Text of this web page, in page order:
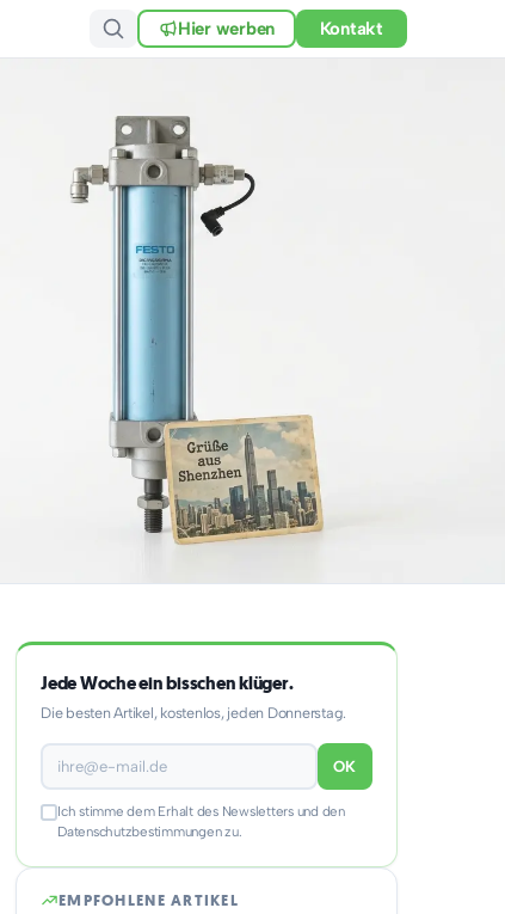
Hier werben Kontakt
Jede Woche ein bisschen klüger.
Die besten Artikel, kostenlos, jeden Donnerstag.
OK
Ich stimme dem Erhalt des Newsletters und den
Datenschutzbestimmungen zu.
EMPFOHLENE ARTIKEL